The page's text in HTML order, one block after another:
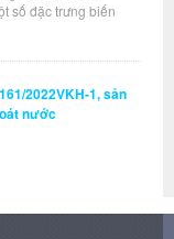
số đặc trưng biến
2022VKH-1, sản
nước